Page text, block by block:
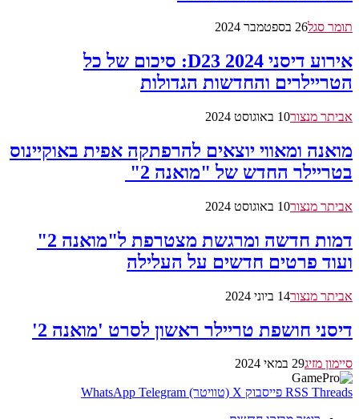
תומר סגל26 בספטמבר 2024
אירוע דיסני D23 2024: סיכום של כל
הטריילרים והחדשות הגדולות
אביתר מנצור10 באוגוסט 2024
מואנה ומאווי יוצאים להרפתקה אפית באוקיינוס
בטריילר החדש של "מואנה 2" ​​
אביתר מנצור10 באוגוסט 2024
דמות חדשה ומרגשת מצטרפת ל"מואנה 2"
ועוד פרטים חדשים על העלילה
אביתר מנצור14 ביוני 2024
דיסני חושפת טריילר ראשון לסרט 'מואנה 2'
סיימון מזיג29 במאי 2024
RSS Threads פייסבוק X (טוויטר) WhatsApp Telegram